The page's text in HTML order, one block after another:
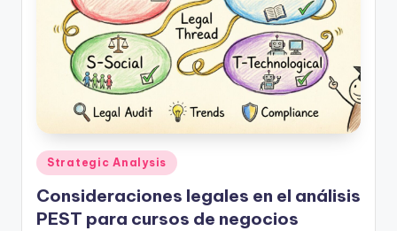
Publicado
en
Strategic Analysis
Consideraciones legales en el análisis
PEST para cursos de negocios